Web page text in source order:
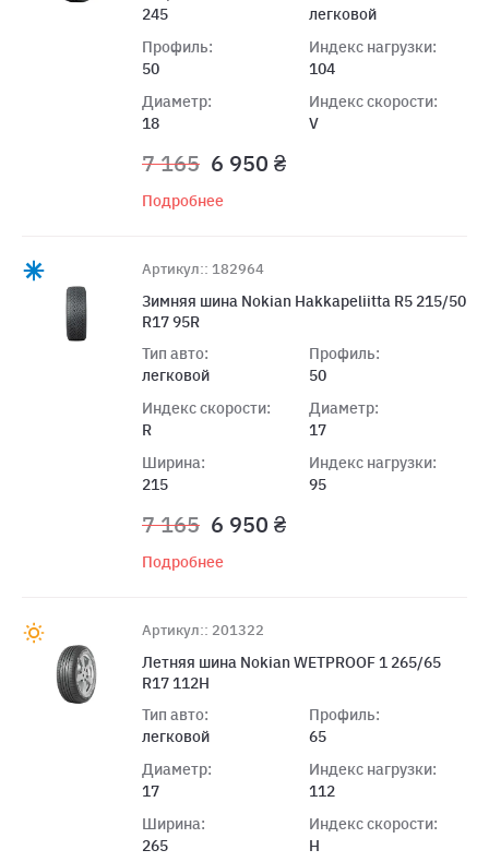
245
Профиль:
50
Диаметр:
18
легковой
Индекс нагрузки:
104
Индекс скорости:
V
7 165 6 950 ₴
Подробнее
Артикул:: 182964
Зимняя шина Nokian Hakkapeliitta R5 215/50
R17 95R
Тип авто:
легковой
Индекс скорости:
R
Ширина:
215
Профиль:
50
Диаметр:
17
Индекс нагрузки:
95
7 165 6 950 ₴
Подробнее
Артикул:: 201322
Летняя шина Nokian WETPROOF 1 265/65
R17 112H
Тип авто:
легковой
Диаметр:
17
Ширина:
265
Профиль:
65
Индекс нагрузки:
112
Индекс скорости:
H